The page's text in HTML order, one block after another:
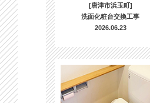
[唐津市浜玉町]
洗面化粧台交換工事
2026.06.23